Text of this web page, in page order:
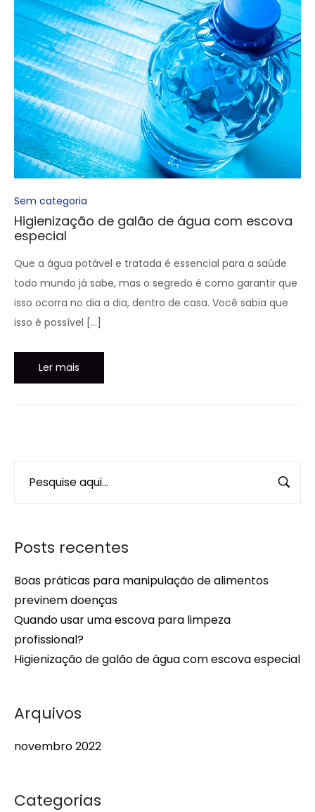
Posts recentes
Boas práticas para manipulação de alimentos
previnem doenças
Quando usar uma escova para limpeza
profissional?
Higienização de galão de água com escova especial
Arquivos
novembro 2022
Categorias
Sem categoria
Higienização de galão de água com escova
especial
Que a água potável e tratada é essencial para a saúde
todo mundo já sabe, mas o segredo é como garantir que
isso ocorra no dia a dia, dentro de casa. Você sabia que
isso é possível […]
Ler mais